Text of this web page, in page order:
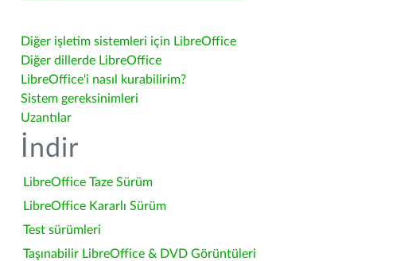
Diğer işletim sistemleri için LibreOffice
Diğer dillerde LibreOffice
LibreOffice'i nasıl kurabilirim?
Sistem gereksinimleri
Uzantılar
İndir
LibreOffice Taze Sürüm
LibreOffice Kararlı Sürüm
Test sürümleri
Taşınabilir LibreOffice & DVD Görüntüleri